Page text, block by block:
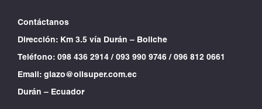
Contáctanos
Dirección: Km 3.5 vía Durán – Boliche
Teléfono: 098 436 2914 / 093 990 9746 / 096 812 0661
Email: glazo@oilsuper.com.ec
Durán – Ecuador